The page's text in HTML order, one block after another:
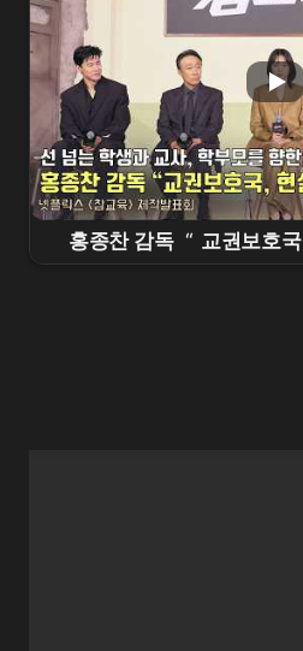
홍종찬 감독 “ 교권보호국
겠다” | 넷플릭스 [ 참교육